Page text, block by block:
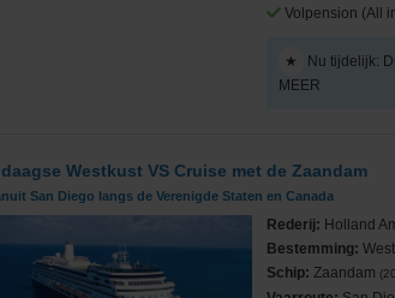
Volpension (All
★
Nu tijdelijk:
MEER
Westkust VS Cruise met de Zaandam
San Diego langs de Verenigde Staten en Canada
Rederij: Holland
Bestemming:
Schip:Zaandam